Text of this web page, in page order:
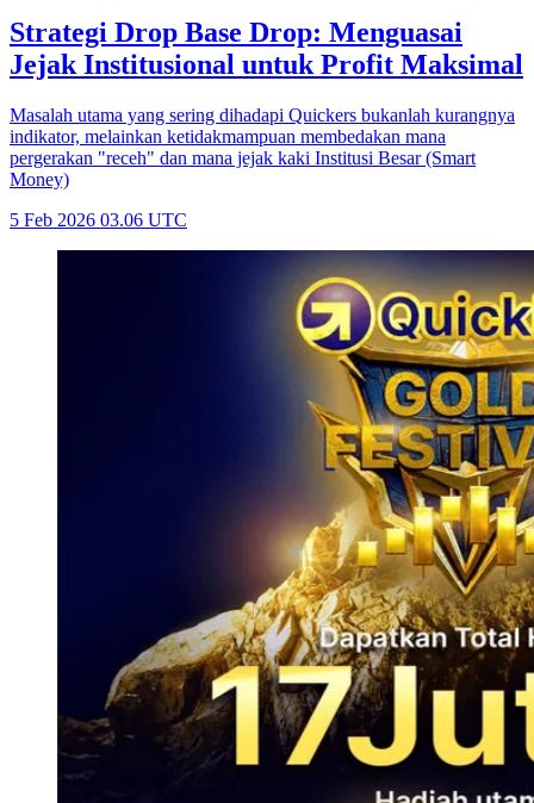
Strategi Drop Base Drop: Menguasai
Jejak Institusional untuk Profit Maksimal
Masalah utama yang sering dihadapi Quickers bukanlah kurangnya
indikator, melainkan ketidakmampuan membedakan mana
pergerakan "receh" dan mana jejak kaki Institusi Besar (Smart
Money)
5 Feb 2026 03.06 UTC